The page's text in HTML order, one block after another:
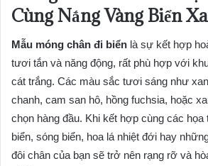
Cùng Nắng Vàng Biển
Mẫu móng chân đi biển là sự kết hợp
tươi tắn và năng động, rất phù hợp với
cát trắng. Các màu sắc tươi sáng như
chanh, cam san hô, hồng fuchsia, hoặc
chọn hàng đầu. Khi kết hợp cùng các
biển, sóng biển, hoa lá nhiệt đới hay
đôi chân của bạn sẽ trở nên rạng rỡ và